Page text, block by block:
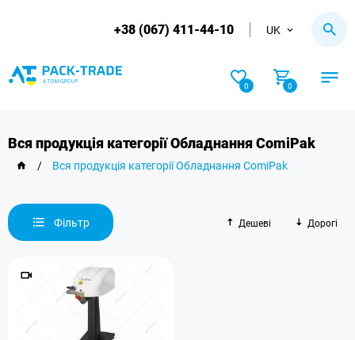
+38 (067) 411-44-10 UK
0 0
Вся продукція категорії Обладнання ComiPak
/ Вся продукція категорії Обладнання ComiPak
Фільтр Дешеві Дорогі